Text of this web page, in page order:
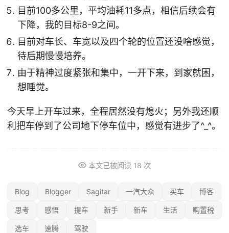
目前100多公里，平均油耗11多点，相信后续会有
下降，我的目标8-9之间。
目前对车长、车宽以及四个轮的位置还没啥感觉，
待后期慢慢培养。
由于精神过度紧张和集中，一开下来，到家就困，
想睡觉。
今天早上开车过来，全程居然没有熄火；另外我还顺
利把车停到了公司地下停车位中，感觉有进步了^_^。
本文已被阅读 18 次
Blog Blogger Sagitar 一汽大众 买车 博客
思考 感悟 提车 新手 新车 生活 购置税
选车 速腾 驾驶